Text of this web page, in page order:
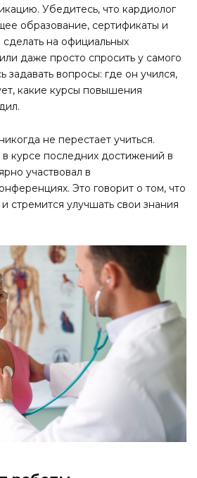
Убедитесь, что кардиолог
образование, сертификаты и
на официальных
даже просто спросить у самого
задавать вопросы: где он учился,
какие курсы повышения
не перестает учиться.
курсе последних достижений в
участвовал в
Это говорит о том, что
стремится улучшать свои знания